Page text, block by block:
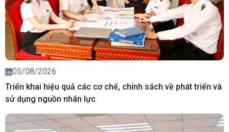
05/08/2026
Triển khai hiệu quả các cơ chế, chính sách về phát triển và
sử dụng nguồn nhân lực